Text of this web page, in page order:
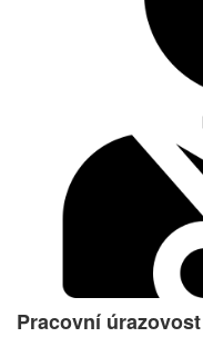
Pracovní úrazovost